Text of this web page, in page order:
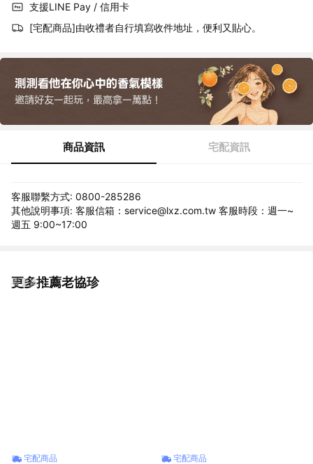
支援LINE Pay / 信用卡
[宅配商品]由收禮者自行填寫收件地址，便利又貼心。
商品資訊 宅配資訊
客服聯繫方式: 0800-285286
其他說明事項: 客服信箱：service@lxz.com.tw 客服時段：週一~
週五 9:00~17:00
更多推薦老協珍
看更多
宅配商品 宅配商品